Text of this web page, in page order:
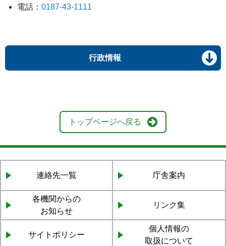
電話： 0187-43-1111
行政情報
トップページへ戻る
連絡先一覧 庁舎案内
各機関からの
お知らせ
リンク集
サイトポリシー
個人情報の
取扱について